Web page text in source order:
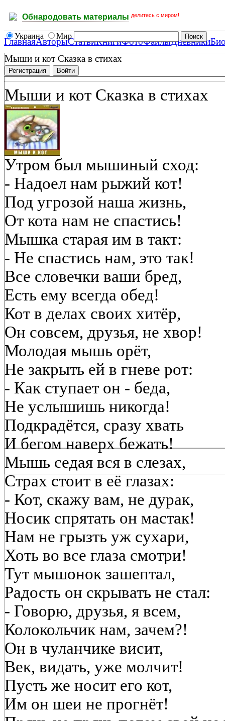
Обнародовать материалы делитесь с миром!
Украина Мир
ГлавнаяАвторыСтатьиКнигиФотоФайлыДневники
Мыши и кот Сказка в стихах
Регистрация Войти
Мыши и кот Сказка в стихах
Утром был мышиный сход:
- Надоел нам рыжий кот!
Под угрозой наша жизнь,
От кота нам не спастись!
Мышка старая им в такт:
- Не спастись нам, это так!
Все словечки ваши бред,
Есть ему всегда обед!
Кот в делах своих хитёр,
Он совсем, друзья, не хвор!
Молодая мышь орёт,
Не закрыть ей в гневе рот:
- Как ступает он - беда,
Не услышишь никогда!
Подкрадётся, сразу хвать
И бегом наверх бежать!
Мышь седая вся в слезах,
Страх стоит в её глазах:
- Кот, скажу вам, не дурак,
Носик спрятать он мастак!
Нам не грызть уж сухари,
Хоть во все глаза смотри!
Тут мышонок зашептал,
Радость он скрывать не стал:
- Говорю, друзья, я всем,
Колокольчик нам, зачем?!
Он в чуланчике висит,
Век, видать, уже молчит!
Пусть же носит его кот,
Им он шеи не прогнёт!